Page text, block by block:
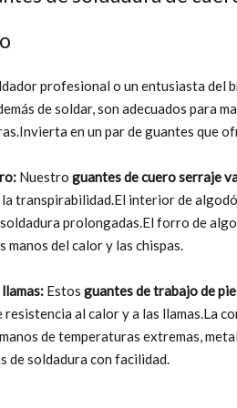
profesional o un entusiasta del
de soldar, son adecuados para
en un par de guantes que
Nuestro guantes de cuero serraje
transpirabilidad.El interior de
prolongadas.El forro de
del calor y las chispas.
Estos guantes de trabajo de
al calor y a las llamas.La
de temperaturas extremas,
de soldadura con facilidad.